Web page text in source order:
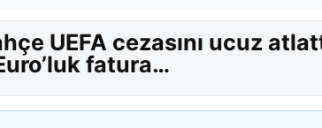
UEFA cezasını ucuz
fatura…